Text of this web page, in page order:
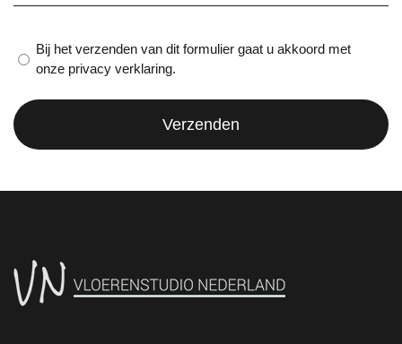
Privacy
verklaring
Bij het verzenden van dit formulier gaat u akkoord met
onze privacy verklaring.